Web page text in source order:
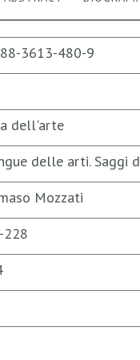
3613-480-9
dell'arte
delle arti. Saggi
Mozzati
228